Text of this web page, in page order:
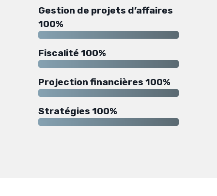
Gestion de projets d’affaires
100%
Fiscalité 100%
Projection financières 100%
Stratégies 100%